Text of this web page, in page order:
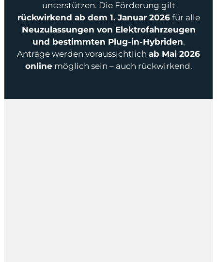
unterstützen. Die Förderung gilt
rückwirkend ab dem 1. Januar 2026für alle
Neuzulassungen von Elektrofahrzeugen
und bestimmten Plug-in-Hybriden.
Anträge werden voraussichtlich ab Mai 2026
onlinemöglich sein – auch rückwirkend.